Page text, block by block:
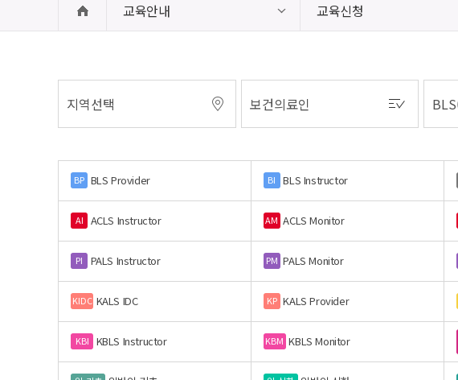
교육안내 교육신청
BP BLS Provider BI BLS Instructor
AI ACLS Instructor AM ACLS Monitor
PI PALS Instructor PM PALS Monitor
KIDC KALS IDC KP KALS Provider
KBI KBLS Instructor KBM KBLS Monitor